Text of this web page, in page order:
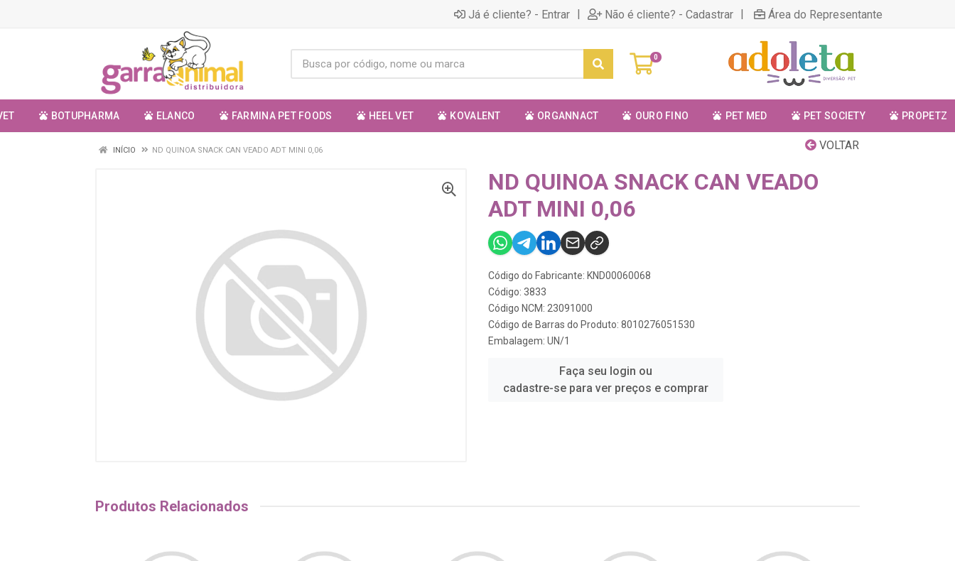
Já é cliente? - Entrar | Não é cliente? - Cadastrar | Área do Representante
0
BOTUPHARMA ELANCO FARMINA PET FOODS HEEL VET KOVALENT ORGANNACT OURO FINO PET MED PET SOCIETY PROPETZ
VOLTAR
INÍCIO ND QUINOA SNACK CAN VEADO ADT MINI 0,06
ND QUINOA SNACK CAN VEADO
ADT MINI 0,06
Código do Fabricante: KND00060068
Código: 3833
Código NCM: 23091000
Código de Barras do Produto: 8010276051530
Embalagem: UN/1
Faça seu login ou
cadastre-se para ver preços e comprar
Produtos Relacionados